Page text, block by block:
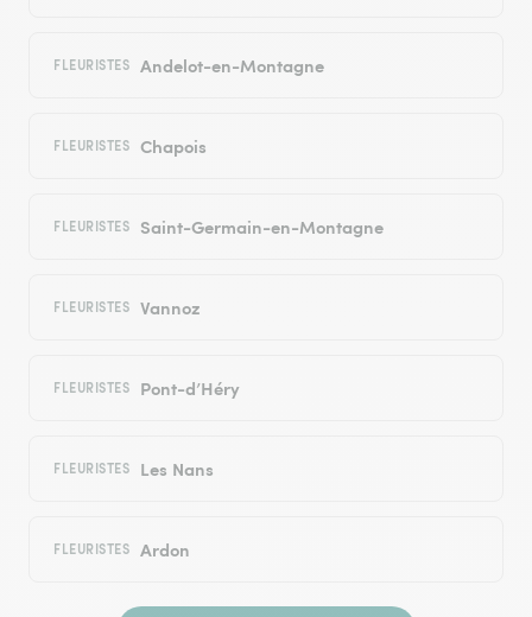
FLEURISTES Andelot-en-Montagne
FLEURISTES Chapois
FLEURISTES Saint-Germain-en-Montagne
FLEURISTES Vannoz
FLEURISTES Pont-d’Héry
FLEURISTES Les Nans
FLEURISTES Ardon